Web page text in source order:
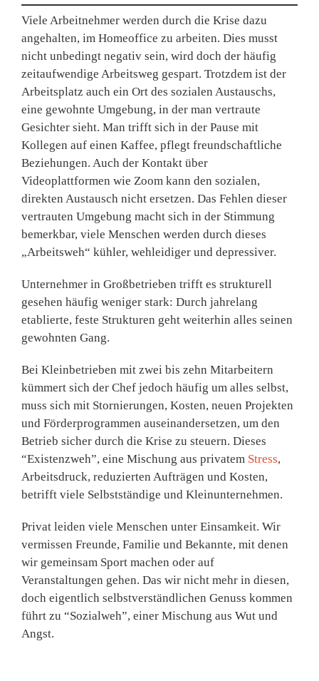
Viele Arbeitnehmer werden durch die Krise dazu
angehalten, im Homeoffice zu arbeiten. Dies musst
nicht unbedingt negativ sein, wird doch der häufig
zeitaufwendige Arbeitsweg gespart. Trotzdem ist der
Arbeitsplatz auch ein Ort des sozialen Austauschs,
eine gewohnte Umgebung, in der man vertraute
Gesichter sieht. Man trifft sich in der Pause mit
Kollegen auf einen Kaffee, pflegt freundschaftliche
Beziehungen. Auch der Kontakt über
Videoplattformen wie Zoom kann den sozialen,
direkten Austausch nicht ersetzen. Das Fehlen dieser
vertrauten Umgebung macht sich in der Stimmung
bemerkbar, viele Menschen werden durch dieses
„Arbeitsweh“ kühler, wehleidiger und depressiver.
Unternehmer in Großbetrieben trifft es strukturell
gesehen häufig weniger stark: Durch jahrelang
etablierte, feste Strukturen geht weiterhin alles seinen
gewohnten Gang.
Bei Kleinbetrieben mit zwei bis zehn Mitarbeitern
kümmert sich der Chef jedoch häufig um alles selbst,
muss sich mit Stornierungen, Kosten, neuen Projekten
und Förderprogrammen auseinandersetzen, um den
Betrieb sicher durch die Krise zu steuern. Dieses
“Existenzweh”, eine Mischung aus privatem Stress,
Arbeitsdruck, reduzierten Aufträgen und Kosten,
betrifft viele Selbstständige und Kleinunternehmen.
Privat leiden viele Menschen unter Einsamkeit. Wir
vermissen Freunde, Familie und Bekannte, mit denen
wir gemeinsam Sport machen oder auf
Veranstaltungen gehen. Das wir nicht mehr in diesen,
doch eigentlich selbstverständlichen Genuss kommen
führt zu “Sozialweh”, einer Mischung aus Wut und
Angst.